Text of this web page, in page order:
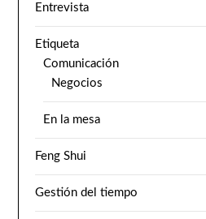
Entrevista
Etiqueta
Comunicación
Negocios
En la mesa
Feng Shui
Gestión del tiempo